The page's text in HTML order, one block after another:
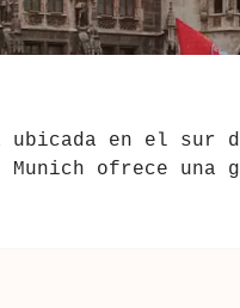
en el sur de
ofrece una